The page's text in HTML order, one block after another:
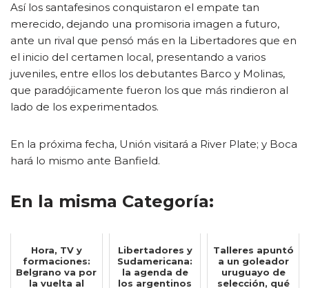
Así los santafesinos conquistaron el empate tan
merecido, dejando una promisoria imagen a futuro,
ante un rival que pensó más en la Libertadores que en
el inicio del certamen local, presentando a varios
juveniles, entre ellos los debutantes Barco y Molinas,
que paradójicamente fueron los que más rindieron al
lado de los experimentados.
En la próxima fecha, Unión visitará a River Plate; y Boca
hará lo mismo ante Banfield.
En la misma Categoría:
Hora, TV y
formaciones:
Belgrano va por
la vuelta al
Libertadores y
Sudamericana:
la agenda de
los argentinos
Talleres apuntó
a un goleador
uruguayo de
selección, qué